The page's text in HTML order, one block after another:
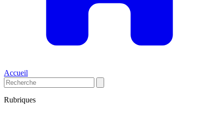
Accueil
Rubriques